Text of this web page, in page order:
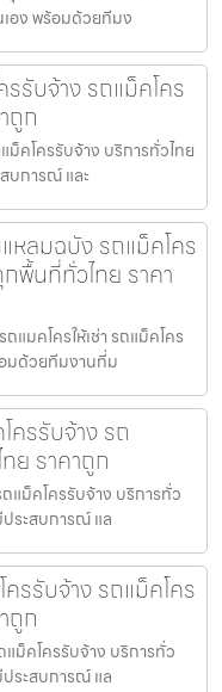
เอง พร้อมด้วยทีมง
รับจ้าง รถแม็คโคร
ถูก
ม็คโครรับจ้าง บริการทั่วไทย
บการณ์ และ
หลมฉบัง รถแม็คโคร
กพื้นที่ทั่วไทย ราคา
แมคโครให้เช่า รถแม็คโคร
อมด้วยทีมงานที่ม
ครรับจ้าง รถ
ย ราคาถูก
ถแม็คโครรับจ้าง บริการทั่ว
ระสบการณ์ แล
รรับจ้าง รถแม็คโคร
ถูก
แม็คโครรับจ้าง บริการทั่ว
ระสบการณ์ แล